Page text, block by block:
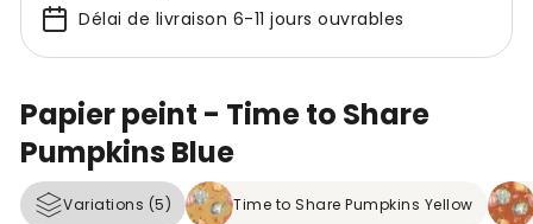
Papier peint - Time to Share
Pumpkins Blue
Variations (5) Time to Share Pumpkins Yellow
Délai de livraison 6-11 jours ouvrables